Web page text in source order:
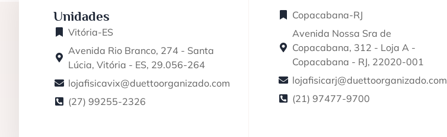
Unidades
Vitória-ES
Avenida Rio Branco, 274 - Santa
Lúcia, Vitória - ES, 29.056-264
lojafisicavix@duettoorganizado.com
(27) 99255-2326
Copacabana-RJ
Avenida Nossa Sra de
Copacabana, 312 - Loja A -
Copacabana - RJ, 22020-001
lojafisicarj@duettoorganizado.com
(21) 97477-9700